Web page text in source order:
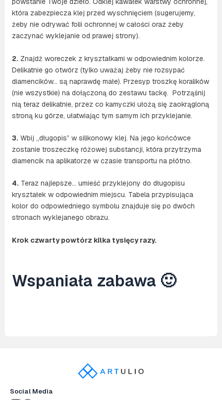
która zabezpiecza klej przed wyschnięciem (sugerujemy,
żeby nie odrywać folii ochronnej w całości oraz żeby
zaczynać wyklejanie od prawej strony).
2.Znajdź woreczek z kryształkami w odpowiednim kolorze.
Delikatnie go otwórz (tylko uważaj żeby nie rozsypać
diamencików… są naprawdę małe). Przesyp troszkę koralików
(nie wszystkie) na dołączoną do zestawu tackę. Potrząśnij
nią teraz delikatnie, przez co kamyczki ułożą się zaokrągloną
stroną ku górze, ułatwiając tym samym ich przyklejanie.
3.Wbij „długopis” w silikonowy klej. Na jego końcówce
zostanie troszeczkę różowej substancji, która przytrzyma
diamencik na aplikatorze w czasie transportu na płótno.
4.Teraz najlepsze… umieść przyklejony do długopisu
kryształek w odpowiednim miejscu. Tabela przypisująca
kolor do odpowiedniego symbolu znajduje się po dwóch
stronach wyklejanego obrazu.
Krok czwarty powtórz kilka tysięcy razy.
Wspaniała zabawa 🙂
Social Media